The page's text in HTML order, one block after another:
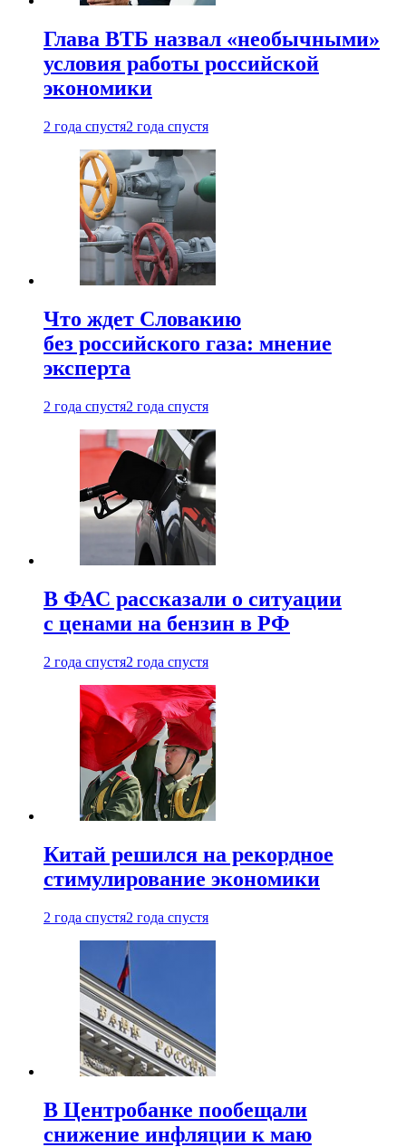
Глава ВТБ назвал «необычными»
условия работы российской
экономики
2 года спустя2 года спустя
Что ждет Словакию
без российского газа: мнение
эксперта
2 года спустя2 года спустя
В ФАС рассказали о ситуации
с ценами на бензин в РФ
2 года спустя2 года спустя
Китай решился на рекордное
стимулирование экономики
2 года спустя2 года спустя
В Центробанке пообещали
снижение инфляции к маю